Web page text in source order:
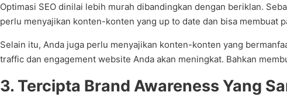
Optimasi SEO dinilai lebih murah dibandingkan dengan beriklan.
perlu menyajikan konten-konten yang up to date dan bisa membuat
Selain itu, Anda juga perlu menyajikan konten-konten yang
traffic dan engagement website Anda akan meningkat. Bahkan
3. Tercipta Brand Awareness Yang